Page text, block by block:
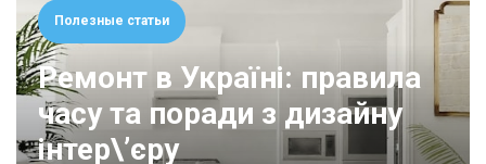
Полезные статьи
Ремонт в Україні: правила
часу та поради з дизайну
інтер\’єру